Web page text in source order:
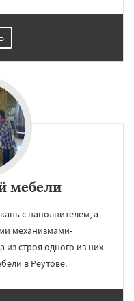
мебели
с наполнителем, а
механизмами-
из строя одного из них
в Реутове.